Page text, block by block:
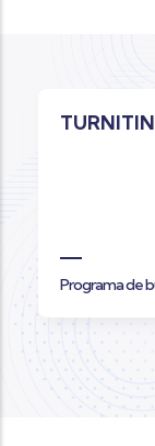
TURNITIN
Programa de